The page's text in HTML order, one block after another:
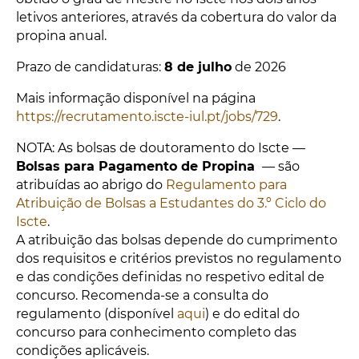
letivos anteriores, através da cobertura do valor da
propina anual.
Prazo de candidaturas: 8 de julho de 2026
Mais informação disponível na página
https://recrutamento.iscte-iul.pt/jobs/729.
NOTA: As bolsas de doutoramento do Iscte —
Bolsas para Pagamento de Propina — são
atribuídas ao abrigo do Regulamento para
Atribuição de Bolsas a Estudantes do 3.º Ciclo do
Iscte.
A atribuição das bolsas depende do cumprimento
dos requisitos e critérios previstos no regulamento
e das condições definidas no respetivo edital de
concurso. Recomenda-se a consulta do
regulamento (disponível aqui) e do edital do
concurso para conhecimento completo das
condições aplicáveis.